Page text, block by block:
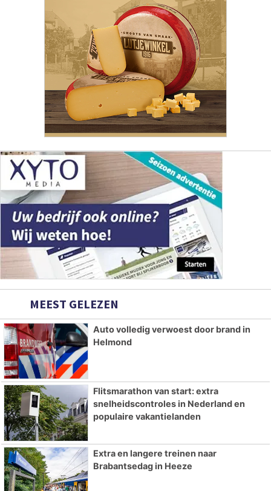
MEEST GELEZEN
Auto volledig verwoest door brand in
Helmond
Flitsmarathon van start: extra
snelheidscontroles in Nederland en
populaire vakantielanden
Extra en langere treinen naar
Brabantsedag in Heeze